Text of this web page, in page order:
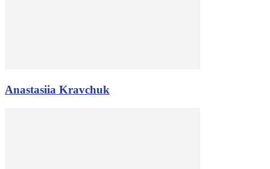
Anastasiia Kravchuk